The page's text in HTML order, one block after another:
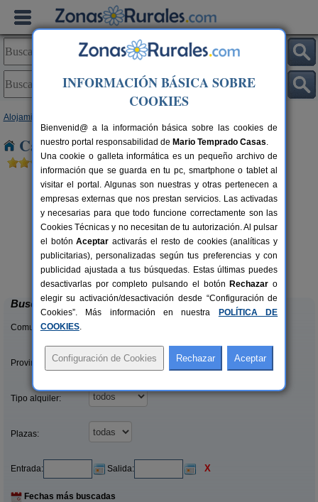
Alojamientos
Casas Rurales cerca de Vega de Yeres
8+1 pers.
desde27 €
Complejo Rural Aguas Frías
La Omañuela (León)
Buscar
Comunidades:
Provincias/Islas:
Tipo alquiler:
Plazas:
Entrada: Salida: X
Fechas más buscadas
INFORMACIÓN BÁSICA SOBRE
COOKIES
Bienvenid@ a la información básica sobre las cookies de
nuestro portal responsabilidad de Mario Temprado Casas.
Una cookie o galleta informática es un pequeño archivo de
información que se guarda en tu pc, smartphone o tablet al
visitar el portal. Algunas son nuestras y otras pertenecen a
empresas externas que nos prestan servicios. Las activadas
y necesarias para que todo funcione correctamente son las
Cookies Técnicas y no necesitan de tu autorización. Al pulsar
el botónAceptar activarás el resto de cookies (analíticas y
publicitarias), personalizadas según tus preferencias y con
publicidad ajustada a tus búsquedas. Estas últimas puedes
desactivarlas por completo pulsando el botón Rechazar o
elegir su activación/desactivación desde “Configuración de
Cookies”. Más información en nuestra
POLÍTICA DE
COOKIES.